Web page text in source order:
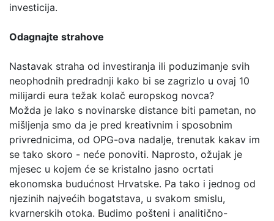
investicija.
Odagnajte strahove
Nastavak straha od investiranja ili poduzimanje svih
neophodnih predradnji kako bi se zagrizlo u ovaj 10
milijardi eura težak kolač europskog novca?
Možda je lako s novinarske distance biti pametan, no
mišljenja smo da je pred kreativnim i sposobnim
privrednicima, od OPG-ova nadalje, trenutak kakav im
se tako skoro - neće ponoviti. Naprosto, ožujak je
mjesec u kojem će se kristalno jasno ocrtati
ekonomska budućnost Hrvatske. Pa tako i jednog od
njezinih najvećih bogatstava, u svakom smislu,
kvarnerskih otoka. Budimo pošteni i analitično-